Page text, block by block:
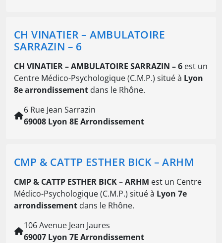
CH VINATIER – AMBULATOIRE
SARRAZIN – 6
CH VINATIER – AMBULATOIRE SARRAZIN – 6 est un
Centre Médico-Psychologique (C.M.P.) situé à Lyon
8e arrondissement dans le Rhône.
6 Rue Jean Sarrazin
69008 Lyon 8E Arrondissement
CMP & CATTP ESTHER BICK – ARHM
CMP & CATTP ESTHER BICK – ARHM est un Centre
Médico-Psychologique (C.M.P.) situé à Lyon 7e
arrondissement dans le Rhône.
106 Avenue Jean Jaures
69007 Lyon 7E Arrondissement